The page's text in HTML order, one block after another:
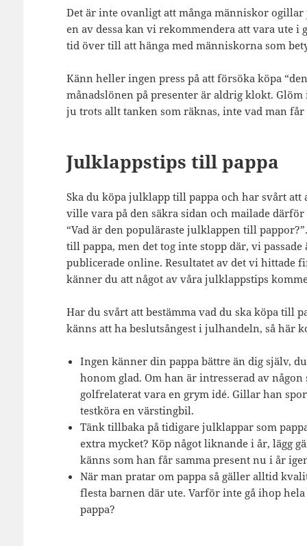
Det är inte ovanligt att många människor
en av dessa kan vi rekommendera att vara ute
tid över till att hänga med människorna som
Känn heller ingen press på att försöka köpa
månadslönen på presenter är aldrig klokt.
ju trots allt tanken som räknas, inte vad man
Julklappstips till pappa
Ska du köpa julklapp till pappa och har svårt
ville vara på den säkra sidan och mailade
“Vad är den populäraste julklappen till
till pappa, men det tog inte stopp där, vi
publicerade online. Resultatet av det vi
känner du att något av våra julklappstips
Har du svårt att bestämma vad du ska köpa till
känns att ha beslutsångest i julhandeln, så här
Ingen känner din pappa bättre än dig själv,
honom glad. Om han är intresserad av
golfrelaterat vara en grym idé. Gillar han
testköra en värstingbil.
Tänk tillbaka på tidigare julklappar som
extra mycket? Köp något liknande i år, lägg
känns som han får samma present nu i år
När man pratar om pappa så gäller alltid
flesta barnen där ute. Varför inte gå ihop
pappa?